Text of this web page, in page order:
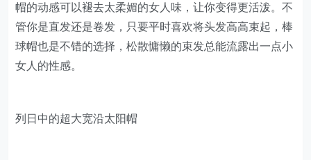
帽的动感可以褪去太柔媚的女人味，让你变得更活泼。不
管你是直发还是卷发，只要平时喜欢将头发高高束起，棒
球帽也是不错的选择，松散慵懒的束发总能流露出一点小
女人的性感。
列日中的超大宽沿太阳帽